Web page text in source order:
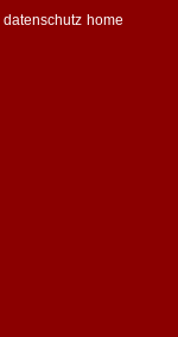
datenschutz home